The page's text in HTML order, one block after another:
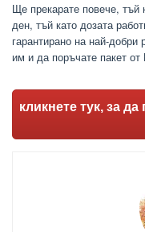
Ще прекарате повече, тъй
ден, тъй като дозата
гарантирано на най-
им и да поръчате пакет от
кликнете тук, за